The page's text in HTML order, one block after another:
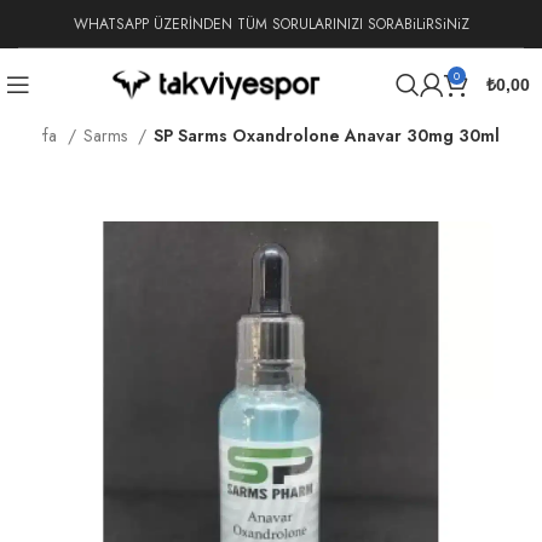
WHATSAPP ÜZERİNDEN TÜM SORULARINIZI SORABiLiRSiNiZ
0 ₺0,00
Sayfa Sarms SP Sarms Oxandrolone Anavar 30mg 30ml